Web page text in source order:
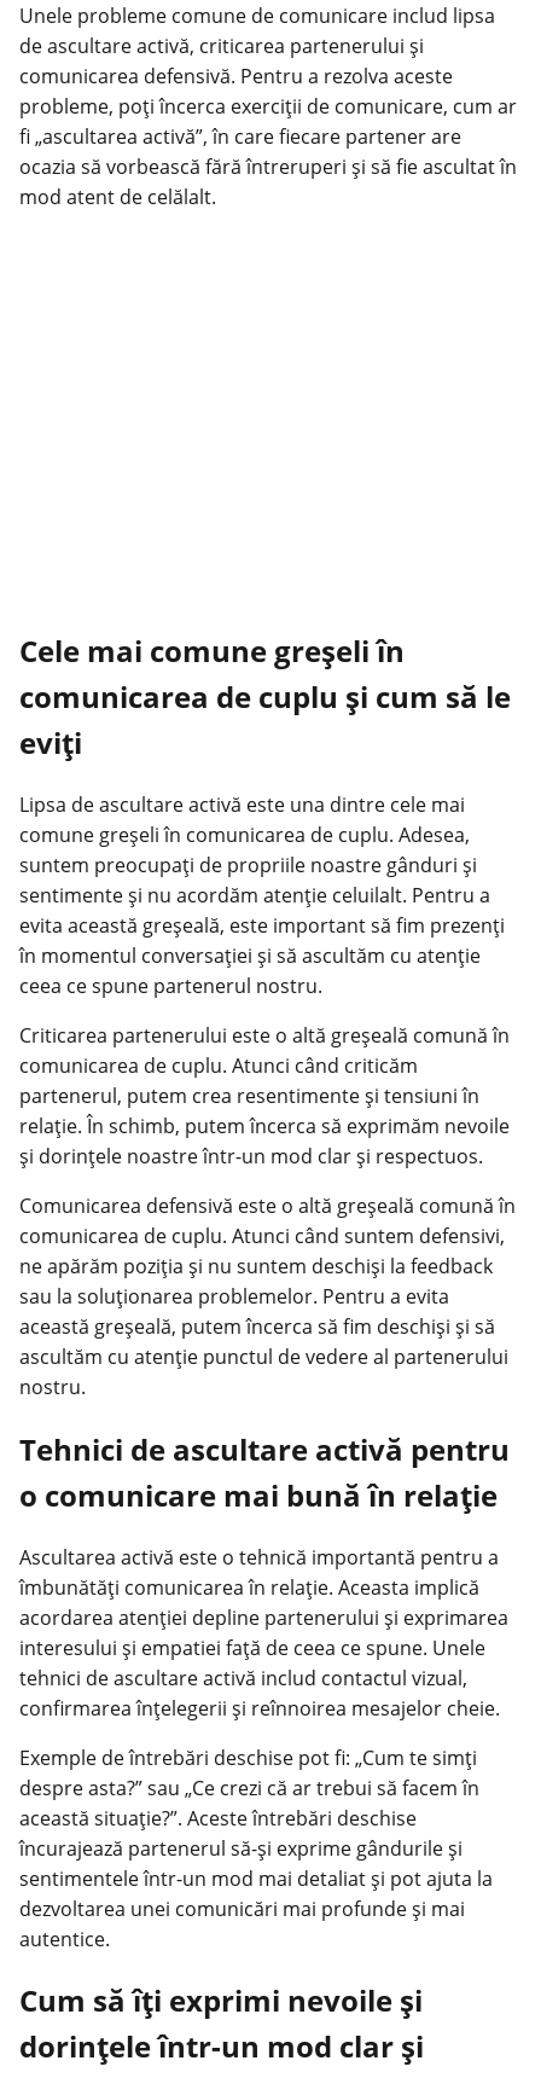
Unele probleme comune de comunicare includ lipsa
de ascultare activă, criticarea partenerului și
comunicarea defensivă. Pentru a rezolva aceste
probleme, poți încerca exerciții de comunicare, cum ar
fi „ascultarea activă”, în care fiecare partener are
ocazia să vorbească fără întreruperi și să fie ascultat în
mod atent de celălalt.
Cele mai comune greșeli în
comunicarea de cuplu și cum să le
eviți
Lipsa de ascultare activă este una dintre cele mai
comune greșeli în comunicarea de cuplu. Adesea,
suntem preocupați de propriile noastre gânduri și
sentimente și nu acordăm atenție celuilalt. Pentru a
evita această greșeală, este important să fim prezenți
în momentul conversației și să ascultăm cu atenție
ceea ce spune partenerul nostru.
Criticarea partenerului este o altă greșeală comună în
comunicarea de cuplu. Atunci când criticăm
partenerul, putem crea resentimente și tensiuni în
relație. În schimb, putem încerca să exprimăm nevoile
și dorințele noastre într-un mod clar și respectuos.
Comunicarea defensivă este o altă greșeală comună în
comunicarea de cuplu. Atunci când suntem defensivi,
ne apărăm poziția și nu suntem deschiși la feedback
sau la soluționarea problemelor. Pentru a evita
această greșeală, putem încerca să fim deschiși și să
ascultăm cu atenție punctul de vedere al partenerului
nostru.
Tehnici de ascultare activă pentru
o comunicare mai bună în relație
Ascultarea activă este o tehnică importantă pentru a
îmbunătăți comunicarea în relație. Aceasta implică
acordarea atenției depline partenerului și exprimarea
interesului și empatiei față de ceea ce spune. Unele
tehnici de ascultare activă includ contactul vizual,
confirmarea înțelegerii și reînnoirea mesajelor cheie.
Exemple de întrebări deschise pot fi: „Cum te simți
despre asta?” sau „Ce crezi că ar trebui să facem în
această situație?”. Aceste întrebări deschise
încurajează partenerul să-și exprime gândurile și
sentimentele într-un mod mai detaliat și pot ajuta la
dezvoltarea unei comunicări mai profunde și mai
autentice.
Cum să îți exprimi nevoile și
dorințele într-un mod clar și